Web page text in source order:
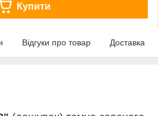
Купити
Відгуки про товар Доставка